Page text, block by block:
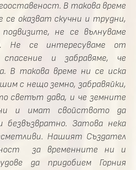
В такова време
се оказват скучни и трудни,
не се вълнуваме
Не се интересуваме от
и забравяме, че
В такова време ни се иска
с нещо земно, забравяйки,
светът дава, и че земните
и имат свойството да
Затова нека
Нашият Създател
за временните ни и
да придобием Горния